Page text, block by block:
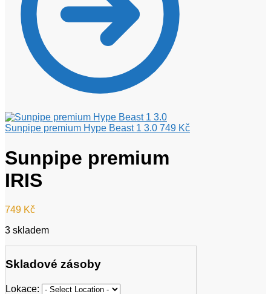
Sunpipe premium Hype Beast 1 3.0 749 Kč
Sunpipe premium
IRIS
749 Kč
3 skladem
Skladové zásoby
Lokace: